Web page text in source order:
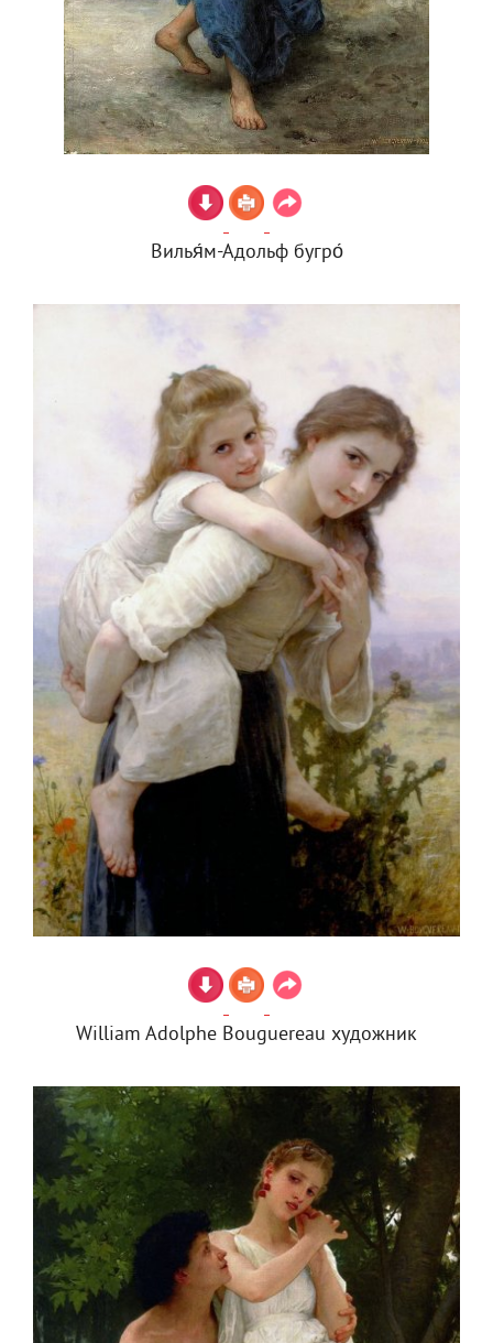
Вилья́м-Адольф бугро́
William Adolphe Bouguereau художник